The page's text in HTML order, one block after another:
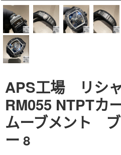
APS工場 リシ
RM055 NTPT
ムーブメント
ー 8